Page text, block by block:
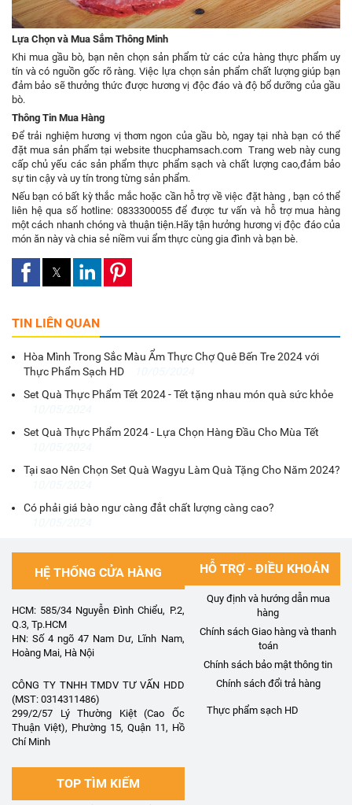
Lựa Chọn và Mua Sắm Thông Minh
Khi mua gầu bò, bạn nên chọn sản phẩm từ các cửa hàng thực phẩm uy
tín và có nguồn gốc rõ ràng. Việc lựa chọn sản phẩm chất lượng giúp bạn
đảm bảo sẽ thưởng thức được hương vị độc đáo và độ bổ dưỡng của gầu
bò.
Thông Tin Mua Hàng
Để trải nghiệm hương vị thơm ngon của gầu bò, ngay tại nhà bạn có thể
đặt mua sản phẩm tại website thucphamsach.com Trang web này cung
cấp chủ yếu các sản phẩm thực phẩm sạch và chất lượng cao,đảm bảo
sự tin cậy và uy tín trong từng sản phẩm.
Nếu bạn có bất kỳ thắc mắc hoặc cần hỗ trợ về việc đặt hàng , bạn có thể
liên hệ qua số hotline: 0833300055 để được tư vấn và hỗ trợ mua hàng
một cách nhanh chóng và thuận tiện.Hãy tận hưởng hương vị độc đáo của
món ăn này và chia sẻ niềm vui ẩm thực cùng gia đình và bạn bè.
TIN LIÊN QUAN
Hòa Mình Trong Sắc Màu Ẩm Thực Chợ Quê Bến Tre 2024 với
Thực Phẩm Sạch HD
Set Quà Thực Phẩm Tết 2024 - Tết tặng nhau món quà sức khỏe
Set Quà Thực Phẩm 2024 - Lựa Chọn Hàng Đầu Cho Mùa Tết
Tại sao Nên Chọn Set Quà Wagyu Làm Quà Tặng Cho Năm 2024?
Có phải giá bào ngư càng đắt chất lượng càng cao?
HỆ THỐNG CỬA HÀNG
HCM: 585/34 Nguyễn Đình Chiểu, P.2,
Q.3, Tp.HCM
HN: Số 4 ngõ 47 Nam Dư, Lĩnh Nam,
Hoàng Mai, Hà Nội
CÔNG TY TNHH TMDV TƯ VẤN HDD
(MST: 0314311486)
299/2/57 Lý Thường Kiệt (Cao Ốc
Thuận Việt), Phường 15, Quận 11, Hồ
Chí Minh
HỖ TRỢ - ĐIỀU KHOẢN
Quy định và hướng dẫn mua
hàng
Chính sách Giao hàng và thanh
toán
Chính sách bảo mật thông tin
Chính sách đổi trả hàng
TOP TÌM KIẾM
Thực phẩm sạch HD